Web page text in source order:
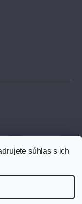
súhlas s ich